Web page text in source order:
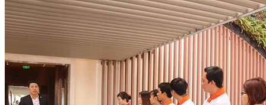
Facebook Marketing
Search Engine Optimization (SEO)
Quản Trị Fanpage
Facebook Ads
Content Marketing Đa Kênh
Digital Marketing Foundation
Bán Hàng Đa Kênh
Adobe Photoshop – Illustrator